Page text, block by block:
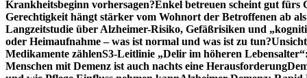
Krankheitsbeginn vorhersagen?Enkel betreuen scheint gut fürs
Gerechtigkeit hängt stärker vom Wohnort der Betroffenen ab
Langzeitstudie über Alzheimer-Risiko, Gefäßrisiken und
oder Heimaufnahme – was ist normal und was ist zu tun?
Medikamente zählenS3-Leitlinie „Delir im höheren
Menschen mit Demenz ist auch nachts eine Herausforderung